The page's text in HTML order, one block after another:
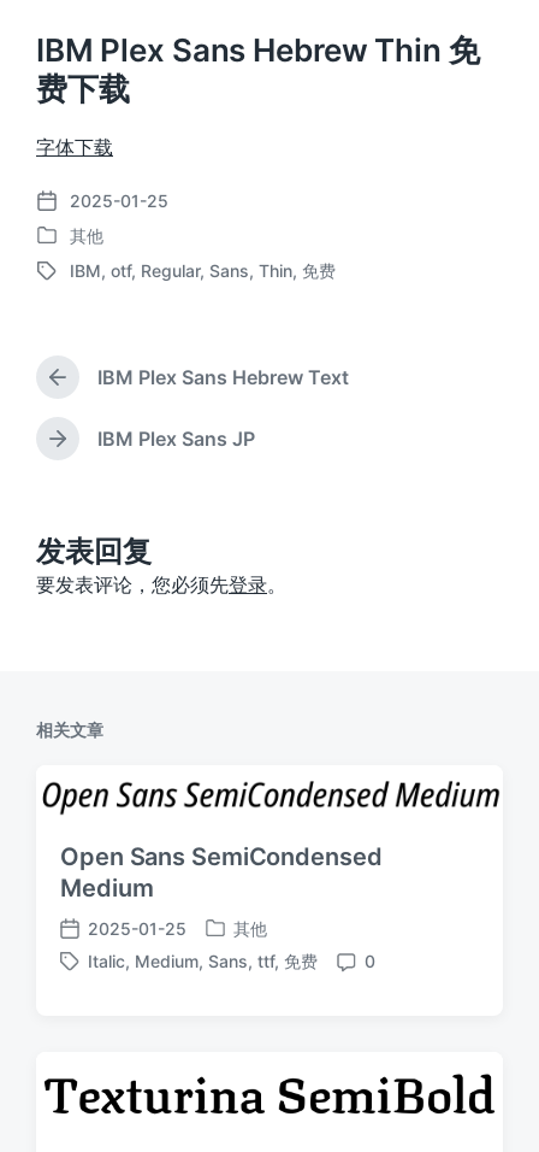
IBM Plex Sans Hebrew Thin 免
费下载
字体下载
发
布
日
2025-01-25
发
布
其他
标
IBM, otf, Regular, Sans, Thin, 免费
上
篇
文
章
IBM Plex Sans Hebrew Text
下
：
IBM Plex Sans JP
发表回复
要发表评论，您必须先登录。
相关文章
Open Sans SemiCondensed
Medium
发
布
2025-01-25
发
布
其他
标
Italic, Medium, Sans, ttf, 免费
评
0